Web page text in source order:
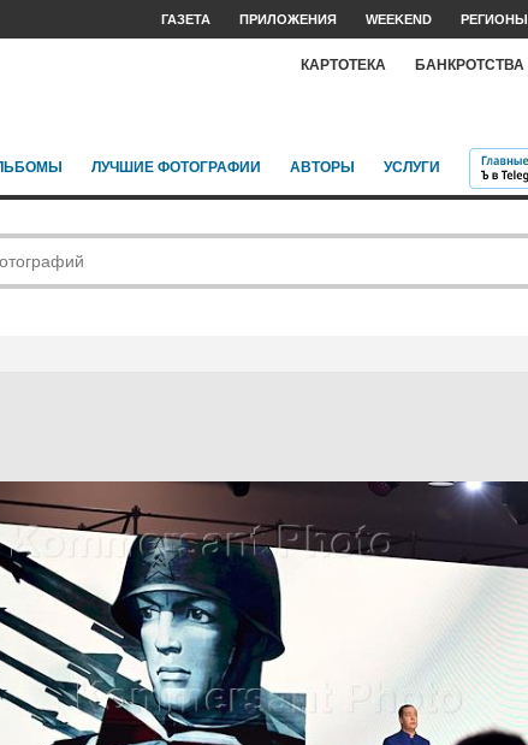
ГАЗЕТА ПРИЛОЖЕНИЯ WEEKEND РЕГИОНЫ
КАРТОТЕКА БАНКРОТСТВА
ЛУЧШИЕ ФОТОГРАФИИ АВТОРЫ УСЛУГИ